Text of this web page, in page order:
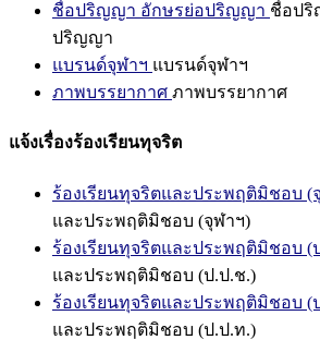
ชื่อปริญญา อักษรย่อปริญญา ชื่อปริ
ปริญญา
แบรนด์จุฬาฯ แบรนด์จุฬาฯ
ภาพบรรยากาศ ภาพบรรยากาศ
แจ้งเรื่องร้องเรียนทุจริต
ร้องเรียนทุจริตและประพฤติมิชอบ (
และประพฤติมิชอบ (จุฬาฯ)
ร้องเรียนทุจริตและประพฤติมิชอบ (
และประพฤติมิชอบ (ป.ป.ช.)
ร้องเรียนทุจริตและประพฤติมิชอบ (
และประพฤติมิชอบ (ป.ป.ท.)